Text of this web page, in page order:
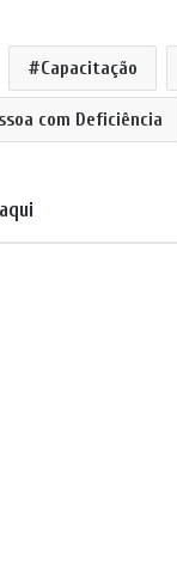
Capacitação
com Deficiência